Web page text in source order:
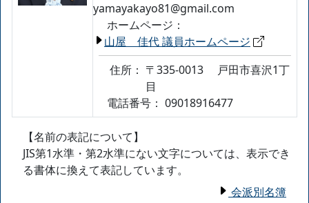
yamayakayo81@gmail.com
ホームページ：
山屋 佳代 議員ホームページ
住所： 〒335-0013
戸田市喜沢1丁
目
電話番号： 09018916477
【名前の表記について】
JIS第1水準・第2水準にない文字については、表示でき
る書体に換えて表記しています。
会派別名簿